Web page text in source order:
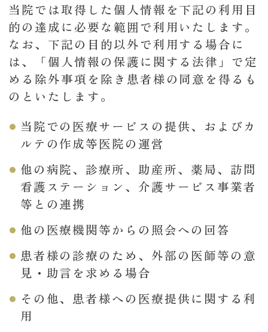
当院では取得した個人情報を下記の利用目
的の達成に必要な範囲で利用いたします。
なお、下記の目的以外で利用する場合に
は、「個人情報の保護に関する法律」で定
める除外事項を除き患者様の同意を得るも
のといたします。
当院での医療サービスの提供、およびカ
ルテの作成等医院の運営
他の病院、診療所、助産所、薬局、訪問
看護ステーション、介護サービス事業者
等との連携
他の医療機関等からの照会への回答
患者様の診療のため、外部の医師等の意
見・助言を求める場合
その他、患者様への医療提供に関する利
用